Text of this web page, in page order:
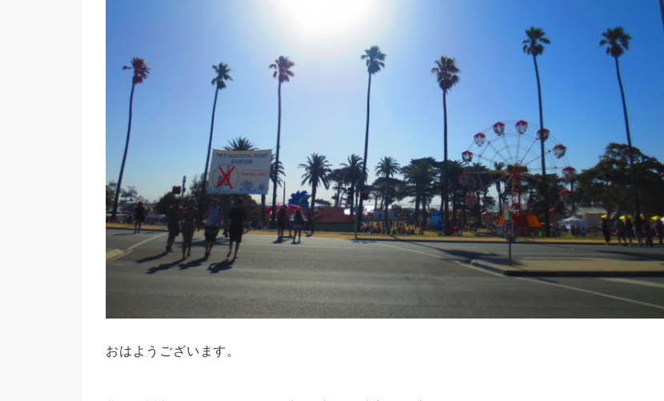
おはようございます。